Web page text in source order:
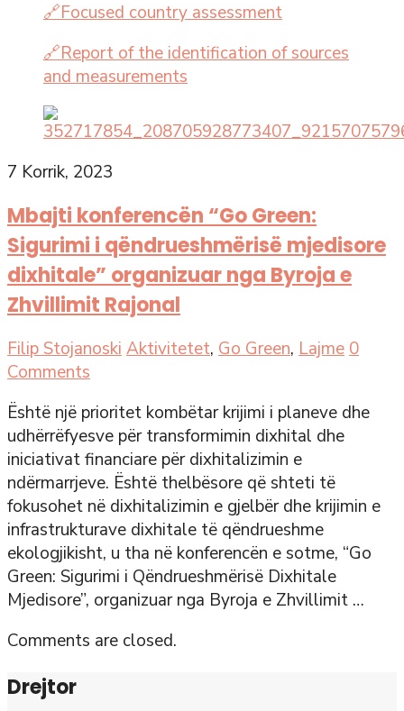
🔗Focused country assessment
🔗Report of the identification of sources
and measurements
7 Korrik, 2023
Mbajti konferencën “Go Green:
Sigurimi i qëndrueshmërisë mjedisore
dixhitale” organizuar nga Byroja e
Zhvillimit Rajonal
Filip Stojanoski Aktivitetet, Go Green, Lajme 0
Comments
Është një prioritet kombëtar krijimi i planeve dhe
udhërrëfyesve për transformimin dixhital dhe
iniciativat financiare për dixhitalizimin e
ndërmarrjeve. Është thelbësore që shteti të
fokusohet në dixhitalizimin e gjelbër dhe krijimin e
infrastrukturave dixhitale të qëndrueshme
ekologjikisht, u tha në konferencën e sotme, “Go
Green: Sigurimi i Qëndrueshmërisë Dixhitale
Mjedisore”, organizuar nga Byroja e Zhvillimit …
Comments are closed.
Drejtor